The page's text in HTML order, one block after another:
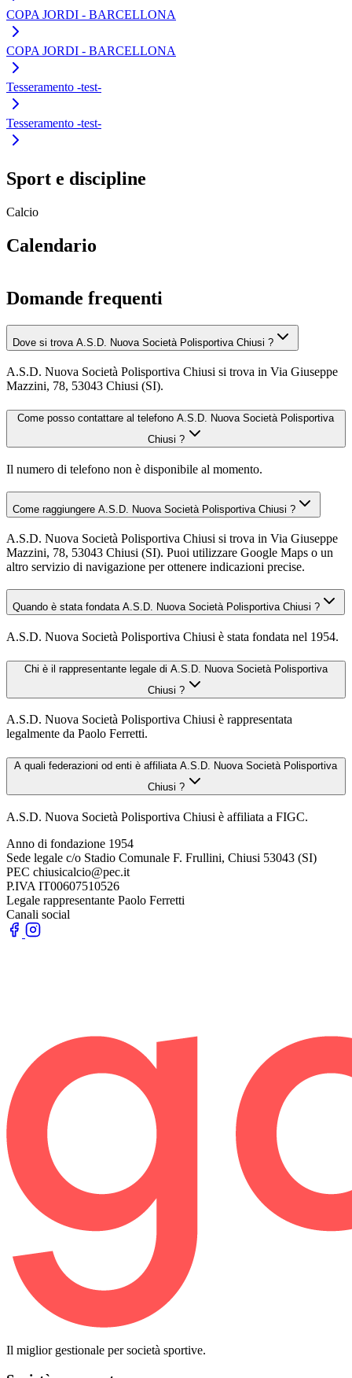
COPA JORDI - BARCELLONA
COPA JORDI - BARCELLONA
Tesseramento -test-
Tesseramento -test-
Sport e discipline
Calcio
Calendario
Domande frequenti
Dove si trova A.S.D. Nuova Società Polisportiva Chiusi ?
A.S.D. Nuova Società Polisportiva Chiusi si trova in Via Giuseppe
Mazzini, 78, 53043 Chiusi (SI).
Come posso contattare al telefono A.S.D. Nuova Società Polisportiva
Chiusi ?
Il numero di telefono non è disponibile al momento.
Come raggiungere A.S.D. Nuova Società Polisportiva Chiusi ?
A.S.D. Nuova Società Polisportiva Chiusi si trova in Via Giuseppe
Mazzini, 78, 53043 Chiusi (SI). Puoi utilizzare Google Maps o un
altro servizio di navigazione per ottenere indicazioni precise.
Quando è stata fondata A.S.D. Nuova Società Polisportiva Chiusi ?
A.S.D. Nuova Società Polisportiva Chiusi è stata fondata nel 1954.
Chi è il rappresentante legale di A.S.D. Nuova Società Polisportiva
Chiusi ?
A.S.D. Nuova Società Polisportiva Chiusi è rappresentata
legalmente da Paolo Ferretti.
A quali federazioni od enti è affiliata A.S.D. Nuova Società Polisportiva
Chiusi ?
A.S.D. Nuova Società Polisportiva Chiusi è affiliata a FIGC.
Anno di fondazione 1954
Sede legale c/o Stadio Comunale F. Frullini, Chiusi 53043 (SI)
PEC chiusicalcio@pec.it
P.IVA IT00607510526
Legale rappresentante Paolo Ferretti
Canali social
Il miglior gestionale per società sportive.